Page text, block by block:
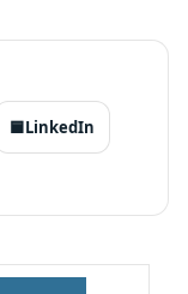
🟦LinkedIn